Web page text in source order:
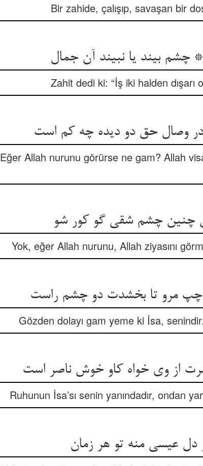
Bir zahide, çalışıp, savaşan bir
بیند یا نبیند آن جمال‏
Zahit dedi ki: “İş iki halden
وصال حق دو دیده چه کم است‏
Eğer Allah nurunu görürse ne gam? Allah
چنین چشم شقی گو کور شو
Yok, eğer Allah nurunu, Allah ziyasını
مرو تا بخشدت دو چشم راست‏
Gözden dolayı gam yeme ki İsa,
از وی خواه کاو خوش ناصر است‏
Ruhunun İsa’sı senin yanındadır, ondan
دل عیسی منه تو هر زمان‏